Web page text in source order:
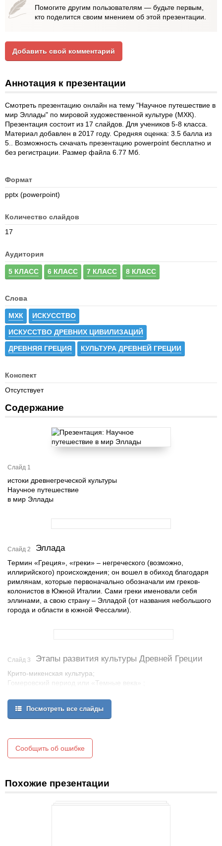
Помогите другим пользователям — будьте первым,
кто поделится своим мнением об этой презентации.
Добавить свой комментарий
Аннотация к презентации
Смотреть презентацию онлайн на тему "Научное путешествие в
мир Эллады" по мировой художественной культуре (МХК).
Презентация состоит из 17 слайдов. Для учеников 5-8 класса.
Материал добавлен в 2017 году. Средняя оценка: 3.5 балла из
5.. Возможность скчачать презентацию powerpoint бесплатно и
без регистрации. Размер файла 6.77 Мб.
Формат
pptx (powerpoint)
Количество слайдов
17
Аудитория
5 КЛАСС 6 КЛАСС 7 КЛАСС 8 КЛАСС
Слова
МХК ИСКУССТВО
ИСКУССТВО ДРЕВНИХ ЦИВИЛИЗАЦИЙ
ДРЕВНЯЯ ГРЕЦИЯ КУЛЬТУРА ДРЕВНЕЙ ГРЕЦИИ
Конспект
Отсутствует
Содержание
Слайд 1
истоки древнегреческой культуры
Научное путешествие
в мир Эллады
Слайд 2 Эллада
Термин «Греция», «греки» – негреческого (возможно,
иллирийского) происхождения; он вошел в обиход благодаря
римлянам, которые первоначально обозначали им греков-
колонистов в Южной Италии. Сами греки именовали себя
эллинами, а свою страну – Элладой (от названия небольшого
города и области в южной Фессалии).
Слайд 3 Этапы развития культуры Древней Греции
Крито-микенская культура;
Гомеровский период или «Темные века» ;
Классика;
Эллинистический период.
несколько этапов:
Посмотреть все слайды
Сообщить об ошибке
Похожие презентации